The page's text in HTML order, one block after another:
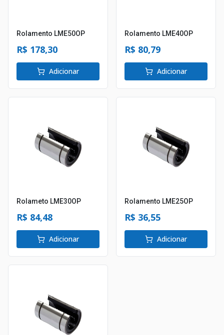
Rolamento LME50OP
R$ 178,30
Adicionar
Rolamento LME40OP
R$ 80,79
Adicionar
Rolameto LME30OP
R$ 84,48
Adicionar
Rolamento LME25OP
R$ 36,55
Adicionar